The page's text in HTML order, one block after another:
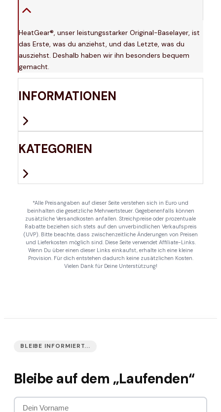
HeatGear®, unser leistungsstarker Original-Baselayer, ist
das Erste, was du anziehst, und das Letzte, was du
ausziehst. Deshalb haben wir ihn besonders bequem
gemacht.
INFORMATIONEN
KATEGORIEN
*Alle Preisangaben auf dieser Seite verstehen sich in Euro und
beinhalten die gesetzliche Mehrwertsteuer. Gegebenenfalls können
zusätzliche Versandkosten anfallen. Streichpreise oder prozentuale
Rabatte beziehen sich stets auf den unverbindlichen Verkaufspreis
(UVP). Bitte beachte, dass zwischenzeitliche Änderungen von Preisen
und Lieferkosten möglich sind. Diese Seite verwendet Affiliate-Links.
Wenn Du über einen dieser Links einkaufst, erhalte ich eine kleine
Provision. Für dich entstehen dadurch keine zusätzlichen Kosten.
Vielen Dank für Deine Unterstützung!
BLEIBE INFORMIERT...
Bleibe auf dem „Laufenden“